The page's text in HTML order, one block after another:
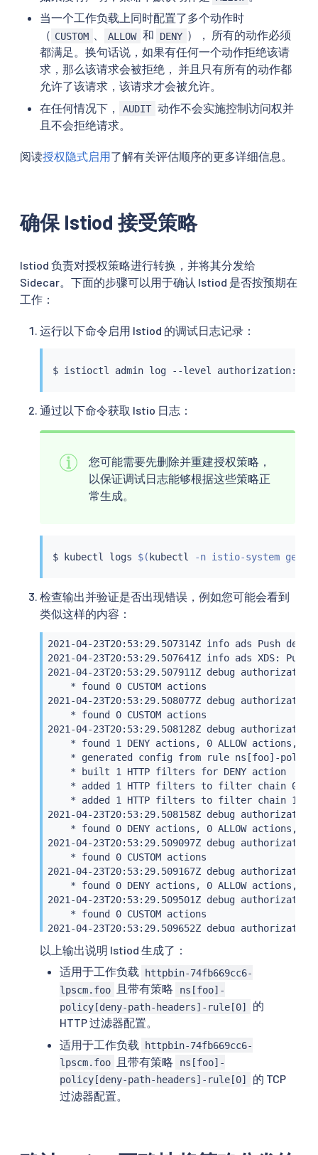
当一个工作负载上同时配置了多个动作时
（ CUSTOM ALLOW 和 DENY ）， 所有的动作必须
都满足。换句话说，如果有任何一个动作拒绝该请
求，那么该请求会被拒绝， 并且只有所有的动作都
允许了该请求，该请求才会被允许。
在任何情况下，
AUDIT 动作不会实施控制访问权并
且不会拒绝请求。
阅读授权隐式启用了解有关评估顺序的更多详细信息。
确保 Istiod 接受策略
Istiod 负责对授权策略进行转换，并将其分发给
Sidecar。下面的步骤可以用于确认 Istiod 是否按预期在
工作：
运行以下命令启用 Istiod 的调试日志记录：
$ istioctl
通过以下命令获取 Istio 日志：
您可能需要先删除并重建授权策略，
以保证调试日志能够根据这些策略正
常生成。
$ kubectl logs $( kubectl -n istio-system get
检查输出并验证是否出现错误，例如您可能会看到
类似这样的内容：
2021-04-23T20:53:29.507314Z info ads Push
2021-04-23T20:53:29.507641Z info ads XDS:
2021-04-23T20:53:29.507911Z debug
    * found 0 CUSTOM actions
2021-04-23T20:53:29.508077Z debug
    * found 0 CUSTOM actions
2021-04-23T20:53:29.508128Z debug
* found 1 DENY actions, 0 ALLOW actions, 0
* generated config from rule ns[foo]-
    * built 1 HTTP filters for DENY action
    * added 1 HTTP filters to filter chain 0
    * added 1 HTTP filters to filter chain 1
2021-04-23T20:53:29.508158Z debug
* found 0 DENY actions, 0 ALLOW actions, 0
2021-04-23T20:53:29.509097Z debug
    * found 0 CUSTOM actions
2021-04-23T20:53:29.509167Z debug
* found 0 DENY actions, 0 ALLOW actions, 0
2021-04-23T20:53:29.509501Z debug
    * found 0 CUSTOM actions
2021-04-23T20:53:29.509652Z debug
* found 1 DENY actions, 0 ALLOW actions, 0
* generated config from rule ns[foo]-
    * built 1 HTTP filters for DENY action
    * added 1 HTTP filters to filter chain 0
    * added 1 HTTP filters to filter chain 1
* generated config from rule ns[foo]-
    * built 1 TCP filters for DENY action
    * added 1 TCP filters to filter chain 2
    * added 1 TCP filters to filter chain 3
    * added 1 TCP filters to filter chain 4
2021-04-23T20:53:29.510903Z info ads LDS:
2021-04-23T20:53:29.511487Z info ads LDS:
以上输出说明 Istiod 生成了：
适用于工作负载
httpbin-74fb669cc6-
lpscm.foo
且带有策略
ns[foo]-
policy[deny-path-headers]-rule[0]
的
HTTP 过滤器配置。
适用于工作负载
httpbin-74fb669cc6-
lpscm.foo
且带有策略
ns[foo]-
policy[deny-path-headers]-rule[0]
的 TCP
过滤器配置。